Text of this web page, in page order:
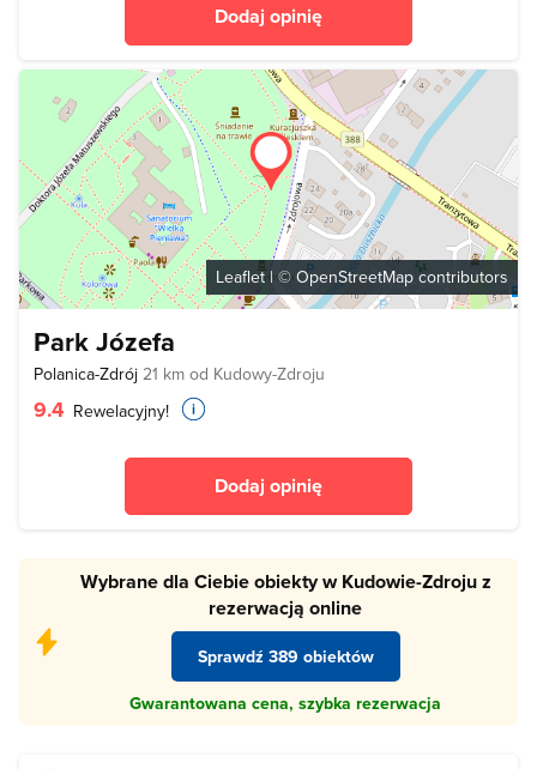
Dodaj opinię
Leaflet| ©OpenStreetMap contributors
Park Józefa
Polanica-Zdrój 21 km od Kudowy-Zdroju
9.4 Rewelacyjny!
Dodaj opinię
Wybrane dla Ciebie obiekty w Kudowie-Zdroju z
rezerwacją online
Sprawdź 389 obiektów
Gwarantowana cena, szybka rezerwacja